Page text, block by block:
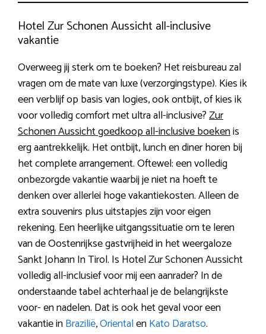
Hotel Zur Schonen Aussicht all-inclusive
vakantie
Overweeg jij sterk om te boeken? Het reisbureau zal
vragen om de mate van luxe (verzorgingstype). Kies ik
een verblijf op basis van logies, ook ontbijt, of kies ik
voor volledig comfort met ultra all-inclusive?Zur
Schonen Aussicht goedkoop all-inclusive boekenis
erg aantrekkelijk. Het ontbijt, lunch en diner horen bij
het complete arrangement. Oftewel: een volledig
onbezorgde vakantie waarbij je niet na hoeft te
denken over allerlei hoge vakantiekosten. Alleen de
extra souvenirs plus uitstapjes zijn voor eigen
rekening. Een heerlijke uitgangssituatie om te leren
van de Oostenrijkse gastvrijheid in het weergaloze
Sankt Johann In Tirol. Is Hotel Zur Schonen Aussicht
volledig all-inclusief voor mij een aanrader? In de
onderstaande tabel achterhaal je de belangrijkste
voor- en nadelen. Dat is ook het geval voor een
vakantie inBrazilië,OrientalenKato Daratso.